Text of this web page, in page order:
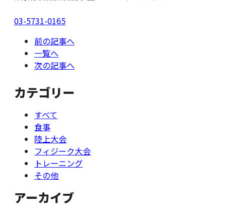
03-5731-0165
前の記事へ
一覧へ
次の記事へ
カテゴリー
すべて
食事
陸上大会
フィジーク大会
トレーニング
その他
アーカイブ